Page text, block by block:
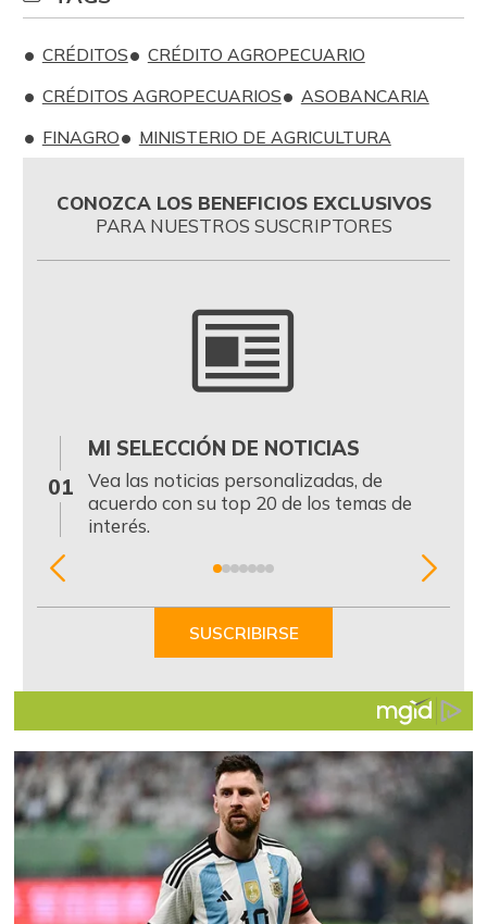
CRÉDITOS
CRÉDITO AGROPECUARIO
CRÉDITOS AGROPECUARIOS
ASOBANCARIA
FINAGRO
MINISTERIO DE AGRICULTURA
CONOZCA LOS BENEFICIOS EXCLUSIVOS
PARA NUESTROS SUSCRIPTORES
01
MI SELECCIÓN DE NOTICIAS
Vea las noticias personalizadas, de
acuerdo con su top 20 de los temas de
interés.
Item
SUSCRIBIRSE